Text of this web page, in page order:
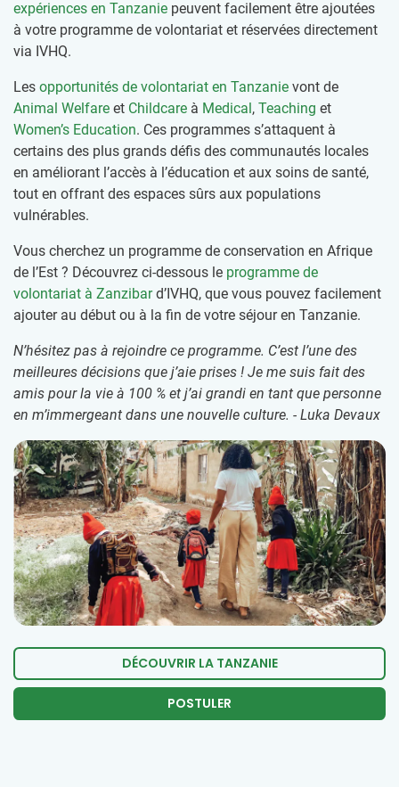
expériences en Tanzanie peuvent facilement être ajoutées
à votre programme de volontariat et réservées directement
via IVHQ.
Les opportunités de volontariat en Tanzanie vont de
Animal Welfare et Childcare à Medical, Teaching et
Women’s Education. Ces programmes s’attaquent à
certains des plus grands défis des communautés locales
en améliorant l’accès à l’éducation et aux soins de santé,
tout en offrant des espaces sûrs aux populations
vulnérables.
Vous cherchez un programme de conservation en Afrique
de l’Est ? Découvrez ci-dessous le programme de
volontariat à Zanzibard’IVHQ, que vous pouvez facilement
ajouter au début ou à la fin de votre séjour en Tanzanie.
N’hésitez pas à rejoindre ce programme. C’est l’une des
meilleures décisions que j’aie prises ! Je me suis fait des
amis pour la vie à 100 % et j’ai grandi en tant que personne
en m’immergeant dans une nouvelle culture. - Luka Devaux
DÉCOUVRIR LA TANZANIE
POSTULER